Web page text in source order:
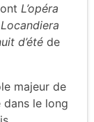
L’opéra
d’été de
majeur de
dans le long